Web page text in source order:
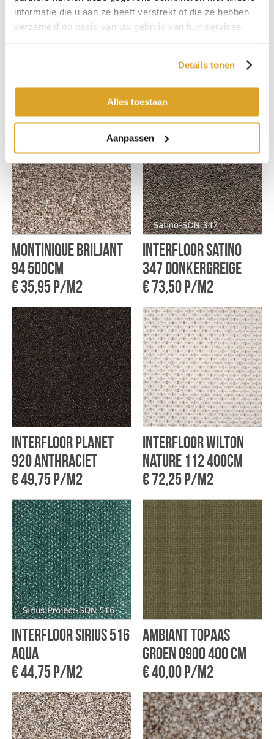
informatie die u aan ze heeft verstrekt of die ze hebben
verzameld op basis van uw gebruik van hun services.
Details tonen
Alles toestaan
Aanpassen
€ 42,25 p/m2
Montinique Presto 92
€ 42,25 p/m2
Montinique Briljant
94 500cm
€ 35,95 p/m2
Interfloor Satino
347 Donkergreige
€ 73,50 p/m2
Interfloor Planet
920 Anthraciet
€ 49,75 p/m2
Interfloor Wilton
Nature 112 400cm
€ 72,25 p/m2
Interfloor Sirius 516
Aqua
€ 44,75 p/m2
Ambiant Topaas
groen 0900 400 cm
€ 40,00 p/m2